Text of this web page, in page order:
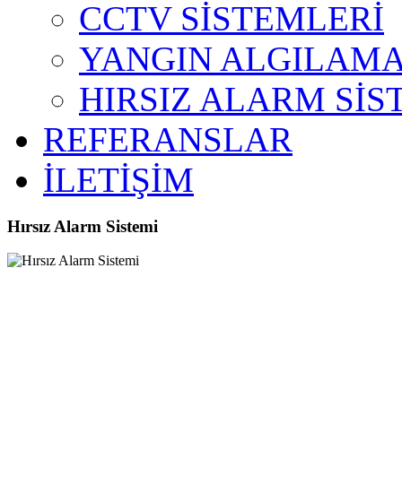
CCTV SİSTEMLERİ
YANGIN
HIRSIZ ALARM
REFERANSLAR
İLETİŞİM
Hırsız Alarm Sistemi